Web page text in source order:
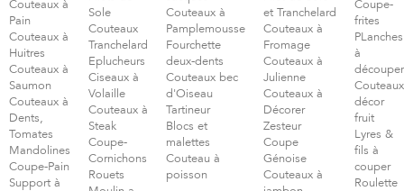
Couteaux à
Pain
Couteaux à
Huitres
Couteaux à
Saumon
Couteaux à
Dents,
Tomates
Mandolines
Coupe-Pain
Support à
Sole
Couteaux
Tranchelard
Eplucheurs
Ciseaux à
Volaille
Couteaux à
Steak
Coupe-
Cornichons
Rouets
Couteaux à
Pamplemousse
Fourchette
deux-dents
Couteaux bec
d'Oiseau
Tartineur
Blocs et
malettes
Couteau à
poisson
et Tranchelard
Couteaux à
Fromage
Couteaux à
Julienne
Couteaux à
Décorer
Zesteur
Coupe
Génoise
Couteaux à
Coupe-
frites
PLanches
à
découper
Couteaux
décor
fruit
Lyres &
fils à
couper
Roulette